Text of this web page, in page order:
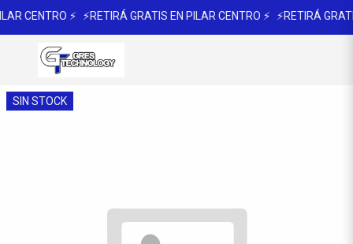
CENTRO ⚡ ⚡RETIRÁ GRATIS EN PILAR CENTRO ⚡ ⚡RETIRÁ
SIN STOCK